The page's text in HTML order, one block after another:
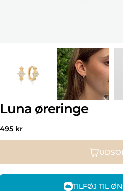
Luna øreringe
Normal
pris
495 kr
TILFØJ TIL